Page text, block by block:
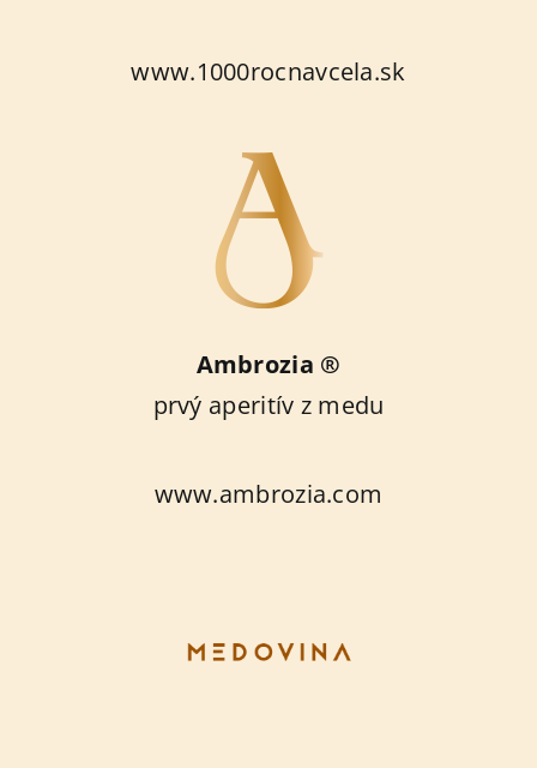
www.1000rocnavcela.sk
Ambrozia ®
prvý aperitív z medu
www.ambrozia.com